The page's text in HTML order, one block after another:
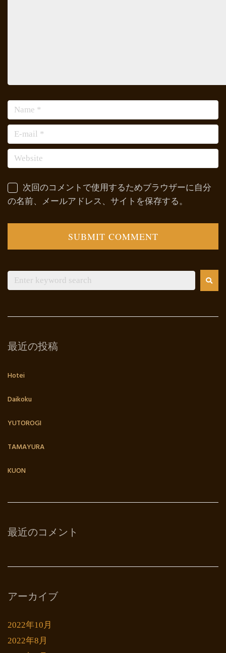
次回のコメントで使用するためブラウザーに自分
の名前、メールアドレス、サイトを保存する。
最近の投稿
Hotei
Daikoku
YUTOROGI
TAMAYURA
KUON
最近のコメント
アーカイブ
2022年10月
2022年8月